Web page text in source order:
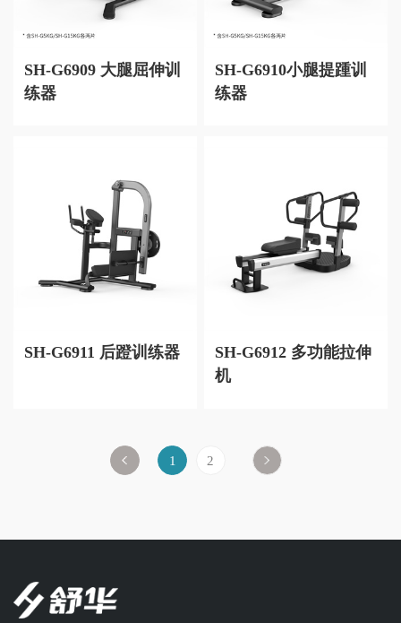
SH-G6909 大腿屈伸训
练器
SH-G6910小腿提踵训
练器
SH-G6911 后蹬训练器
SH-G6912 多功能拉伸
机
1 2